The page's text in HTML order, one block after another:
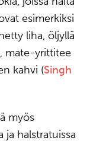
esimerkiksi
liha, öljyllä
mate-yrittitee
kahvi (Singh
myös
ja halstratuissa